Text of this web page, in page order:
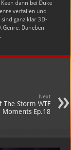
dann bei Duke
verfallen und
ganz klar 3D-
Daneben
Next
The Storm WTF
Moments Ep.18